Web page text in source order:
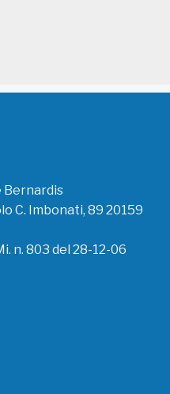
Bernardis
C. Imbonati, 89 20159
n. 803 del 28-12-06